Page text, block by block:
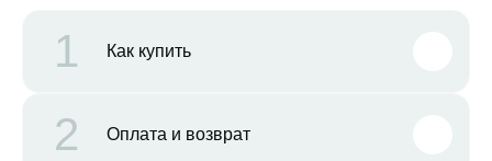
1 Как купить
2 Оплата и возврат